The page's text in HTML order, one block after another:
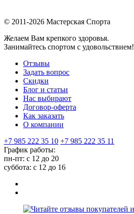
© 2011-2026 Мастерская Спорта
Желаем Вам крепкого здоровья.
Занимайтесь спортом с удовольствием!
Отзывы
Задать вопрос
Скидки
Блог и статьи
Нас выбирают
Договор-оферта
Как заказать
О компании
+7 985 222 35 10 +7 985 222 35 11
График работы:
пн-пт: с 12 до 20
суббота: c 12 до 16